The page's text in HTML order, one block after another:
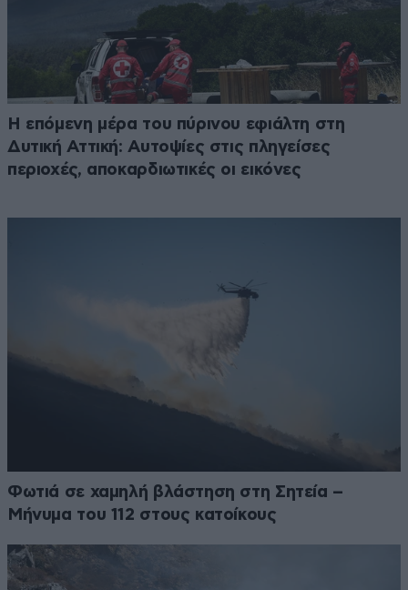
Η επόμενη μέρα του πύρινου εφιάλτη στη
Δυτική Αττική: Αυτοψίες στις πληγείσες
περιοχές, αποκαρδιωτικές οι εικόνες
Φωτιά σε χαμηλή βλάστηση στη Σητεία –
Μήνυμα του 112 στους κατοίκους